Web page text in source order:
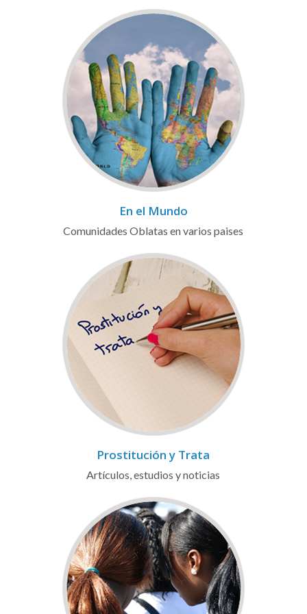
En el Mundo
Comunidades Oblatas en varios paises
Prostitución y Trata
Artículos, estudios y noticias